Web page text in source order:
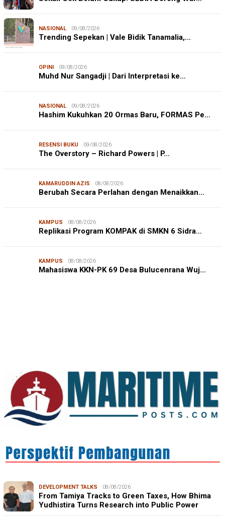
NASIONAL 09/08/2026
Trending Sepekan | Vale Bidik Tanamalia,…
OPINI 09/08/2026
Muhd Nur Sangadji | Dari Interpretasi ke…
NASIONAL 09/08/2026
Hashim Kukuhkan 20 Ormas Baru, FORMAS Pe…
RESENSI BUKU 09/08/2026
The Overstory – Richard Powers | P…
KAMARUDDIN AZIS 08/08/2026
Berubah Secara Perlahan dengan Menaikkan…
KAMPUS 08/08/2026
Replikasi Program KOMPAK di SMKN 6 Sidra…
KAMPUS 08/08/2026
Mahasiswa KKN-PK 69 Desa Bulucenrana Wuj…
JURNALISME WARGA 08/08/2026
DEVELOPMENT TALKS 08/08/2026
From Tamiya Tracks to Green Taxes, How Bhima
Yudhistira Turns Research into Public Power